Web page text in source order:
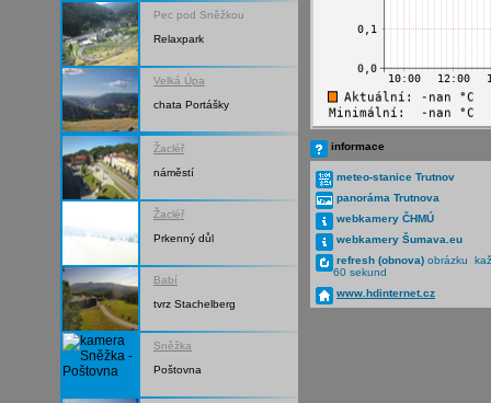
Pec pod Sněžkou
Relaxpark
Velká Úpa
chata Portášky
Žacléř
náměstí
Žacléř
Prkenný důl
Babí
tvrz Stachelberg
Sněžka
Poštovna
informace
meteo-stanice Trutnov
panoráma Trutnova
webkamery ČHMÚ
webkamery Šumava.eu
refresh (obnova) obrázku
60 sekund
www.hdinternet.cz